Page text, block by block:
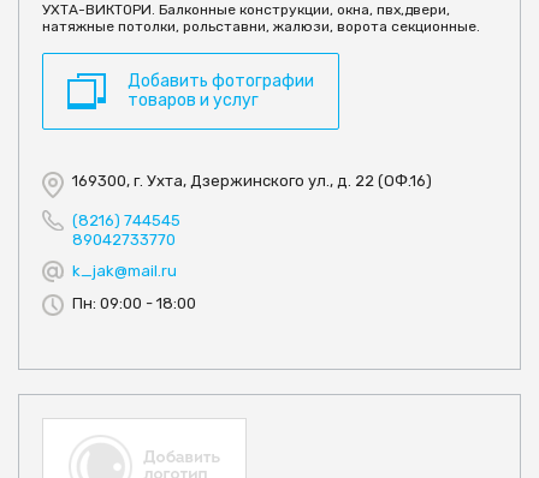
УХТА-ВИКТОРИ. Балконные конструкции, окна, пвх,двери,
натяжные потолки, рольставни, жалюзи, ворота секционные.
Добавить фотографии
товаров и услуг
169300, г. Ухта, Дзержинского ул., д. 22 (ОФ.16)
(8216) 744545
89042733770
k_jak@mail.ru
Пн: 09:00 - 18:00